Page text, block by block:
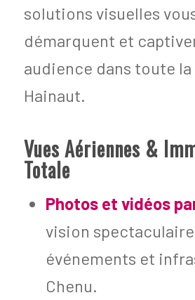
solutions visuelles
démarquent et
audience dans toute
Hainaut.
Vues Aériennes &
Totale
Photos et vidéos
vision
événements et
Chenu.